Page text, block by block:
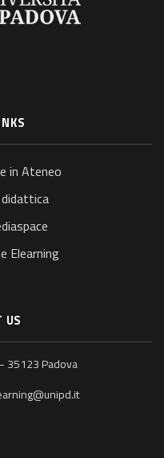
in Ateneo
Elearning
US
35123 Padova